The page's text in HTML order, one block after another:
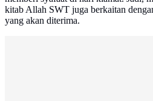
kitab Allah SWT juga berkaitan
yang akan diterima.